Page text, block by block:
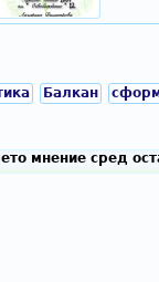
Балкан
мнение сред